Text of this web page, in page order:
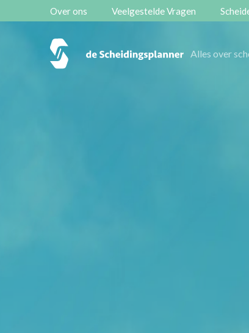
Over ons Veelgestelde Vragen
Alles over
Contact